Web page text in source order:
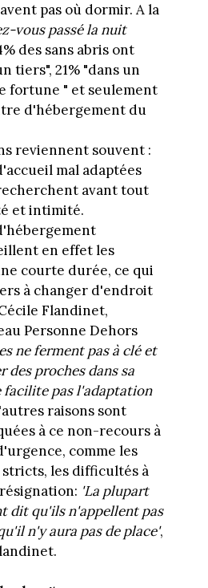
pas où dormir. A la
vous passé la nuit
des sans abris ont
tiers", 21% "dans un
fortune " et seulement
d'hébergement du
reviennent souvent :
mal adaptées
avant tout
et intimité.
en effet les
courte durée, ce qui
à changer d'endroit
Flandinet,
Personne Dehors
ne ferment pas à clé et
des proches dans sa
facilite pas l'adaptation
raisons sont
à ce non-recours à
comme les
les difficultés à
'La plupart
dit qu'ils n'appellent pas
n'y aura pas de place',